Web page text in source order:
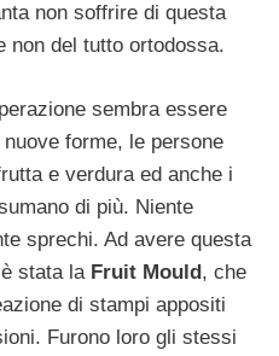
non soffrire di questa
non del tutto ortodossa.
sembra essere
forme, le persone
e verdura ed anche i
di più. Niente
sprechi. Ad avere questa
stata la Fruit Mould, che
di stampi appositi
Furono loro gli stessi